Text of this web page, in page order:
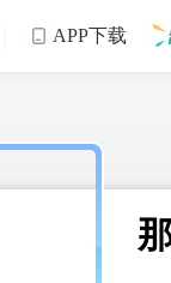
 APP下载